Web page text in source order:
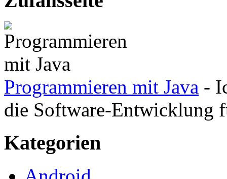
Programmieren mit Java -
die Software-Entwicklung
Kategorien